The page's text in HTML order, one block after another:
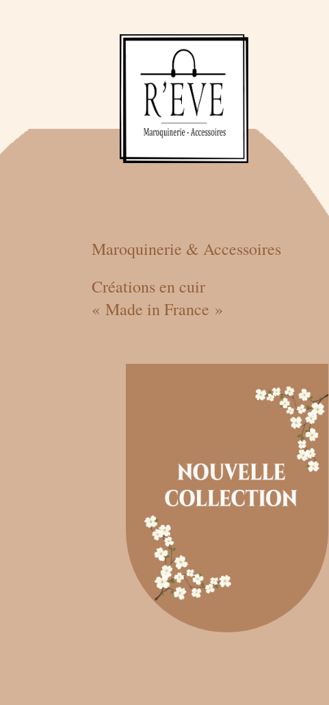
Maroquinerie & Accessoires
Créations en cuir
« Made in France »